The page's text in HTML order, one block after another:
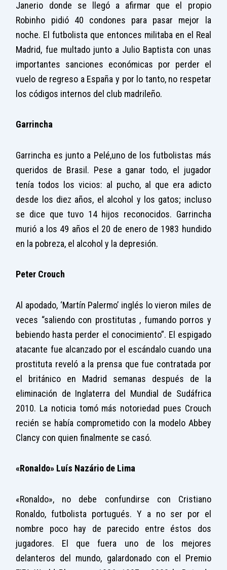
Janerio donde se llegó a afirmar que el propio
Robinho pidió 40 condones para pasar mejor la
noche. El futbolista que entonces militaba en el Real
Madrid, fue multado junto a Julio Baptista con unas
importantes sanciones económicas por perder el
vuelo de regreso a España y por lo tanto, no respetar
los códigos internos del club madrileño.
Garrincha
Garrincha es junto a Pelé,uno de los futbolistas más
queridos de Brasil. Pese a ganar todo, el jugador
tenía todos los vicios: al pucho, al que era adicto
desde los diez años, el alcohol y los gatos; incluso
se dice que tuvo 14 hijos reconocidos. Garrincha
murió a los 49 años el 20 de enero de 1983 hundido
en la pobreza, el alcohol y la depresión.
Peter Crouch
Al apodado, ‘Martín Palermo’ inglés lo vieron miles de
veces “saliendo con prostitutas , fumando porros y
bebiendo hasta perder el conocimiento”. El espigado
atacante fue alcanzado por el escándalo cuando una
prostituta reveló a la prensa que fue contratada por
el británico en Madrid semanas después de la
eliminación de Inglaterra del Mundial de Sudáfrica
2010. La noticia tomó más notoriedad pues Crouch
recién se había comprometido con la modelo Abbey
Clancy con quien finalmente se casó.
«Ronaldo» Luís Nazário de Lima
«Ronaldo», no debe confundirse con Cristiano
Ronaldo, futbolista portugués. Y a no ser por el
nombre poco hay de parecido entre éstos dos
jugadores. El que fuera uno de los mejores
delanteros del mundo, galardonado con el Premio